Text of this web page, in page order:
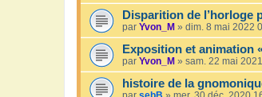
Disparition de l’horloge
par Yvon_M » dim. 8 mai 2022
Exposition et animation
par Yvon_M » sam. 22 mai
histoire de la